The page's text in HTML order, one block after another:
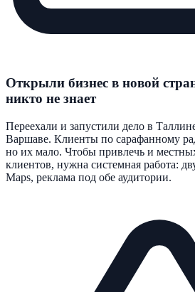
Открыли бизнес в новой
никто не знает
Переехали и запустили дело в
Варшаве. Клиенты по сарафанному
но их мало. Чтобы привлечь и
клиентов, нужна системная работа:
Maps, реклама под обе аудитории.